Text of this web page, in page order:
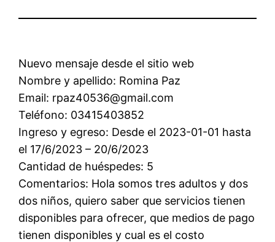
Nuevo mensaje desde el sitio web
Nombre y apellido: Romina Paz
Email: rpaz40536@gmail.com
Teléfono: 03415403852
Ingreso y egreso: Desde el 2023-01-01 hasta
el 17/6/2023 – 20/6/2023
Cantidad de huéspedes: 5
Comentarios: Hola somos tres adultos y dos
dos niños, quiero saber que servicios tienen
disponibles para ofrecer, que medios de pago
tienen disponibles y cual es el costo